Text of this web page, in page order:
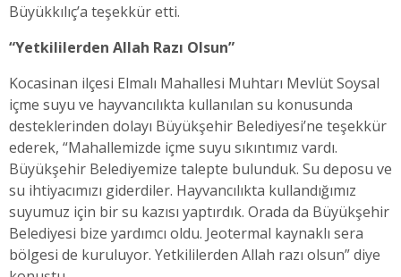
Büyükkılıç’a teşekkür etti.
“Yetkililerden Allah Razı Olsun”
Kocasinan ilçesi Elmalı Mahallesi Muhtarı Mevlüt Soysal
içme suyu ve hayvancılıkta kullanılan su konusunda
desteklerinden dolayı Büyükşehir Belediyesi’ne teşekkür
ederek, “Mahallemizde içme suyu sıkıntımız vardı.
Büyükşehir Belediyemize talepte bulunduk. Su deposu ve
su ihtiyacımızı giderdiler. Hayvancılıkta kullandığımız
suyumuz için bir su kazısı yaptırdık. Orada da Büyükşehir
Belediyesi bize yardımcı oldu. Jeotermal kaynaklı sera
bölgesi de kuruluyor. Yetkililerden Allah razı olsun” diye